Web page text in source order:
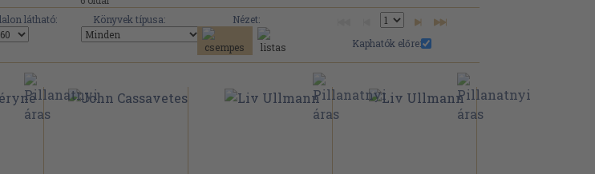
látható: Könyvek típusa:
Nézet:
Kaphatók előre: